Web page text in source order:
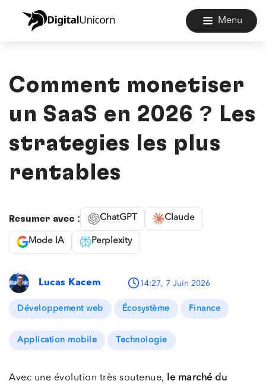
Menu
Comment monétiser
un SaaS en 2026 ? Les
stratégies les plus
rentables
Résumer avec : ChatGPT Claude
Mode IA Perplexity
Lucas Kacem 14:27, 7 Juin 2026
Développement web Écosystème Finance
Application mobile Technologie
Avec une évolution très soutenue,
le marché du